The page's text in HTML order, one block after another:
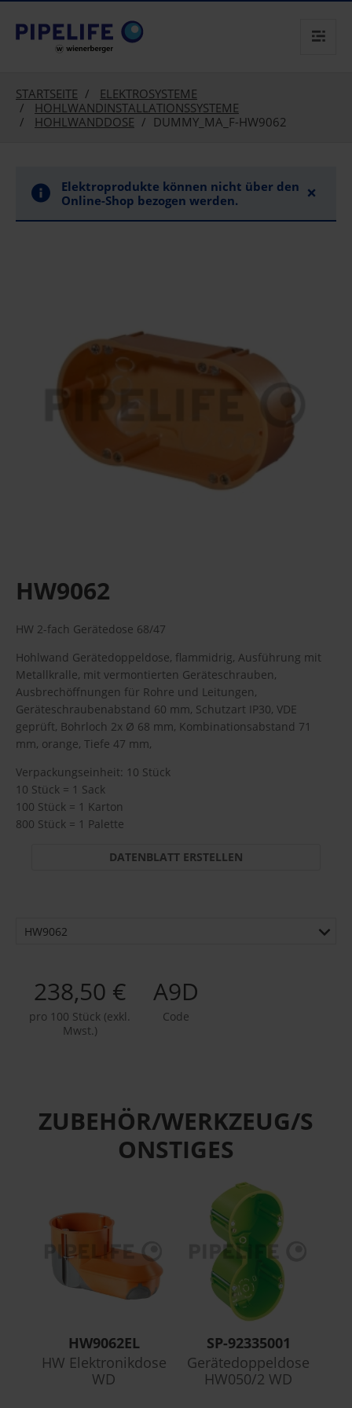
text.skipToContent
text.skipToNavigation
STARTSEITE
ELEKTROSYSTEME
HOHLWANDINSTALLATIONSSYSTEME
HOHLWANDDOSE
DUMMY_MA_F-HW9062
Elektroprodukte können nicht über den
Online-Shop bezogen werden.
×
HW9062
HW 2-fach Gerätedose 68/47
Hohlwand Gerätedoppeldose, flammidrig, Ausführung mit
Metallkralle, mit vermontierten Geräteschrauben,
Ausbrechöffnungen für Rohre und Leitungen,
Geräteschraubenabstand 60 mm, Schutzart IP30, VDE
geprüft, Bohrloch 2x Ø 68 mm, Kombinationsabstand 71
mm, orange, Tiefe 47 mm,
Verpackungseinheit: 10 Stück
10 Stück = 1 Sack
100 Stück = 1 Karton
800 Stück = 1 Palette
DATENBLATT ERSTELLEN
HW9062
238,50 €
pro 100 Stück (exkl.
Mwst.)
A9D
Code
ZUBEHÖR/WERKZEUG/S
ONSTIGES
HW9062EL
HW Elektronikdose
WD
SP-92335001
Gerätedoppeldose
HW050/2 WD